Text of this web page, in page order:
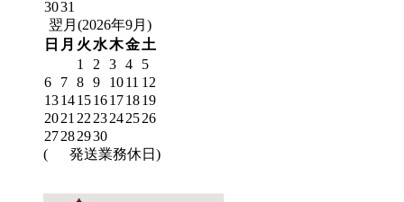
3031
翌月(2026年9月)
日 月 火 水木金土
1
2 3 4
5
6
7 8 9 1011 12
13141516171819
2021 22 23242526
27282930
(
発送業務休日)